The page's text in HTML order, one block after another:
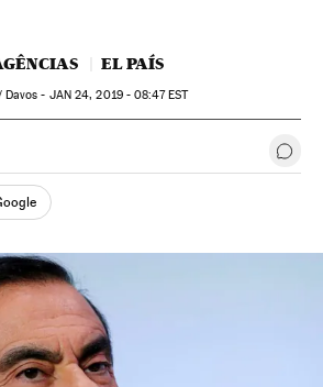
EL PAÍS
Davos - JAN24, 2019 - 08:47EST
en TwitterRedes Sociales